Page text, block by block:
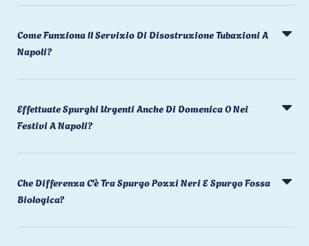
Come Funziona Il Servizio Di Disostruzione Tubazioni A
Napoli?
Effettuate Spurghi Urgenti Anche Di Domenica O Nei
Festivi A Napoli?
Che Differenza C'è Tra Spurgo Pozzi Neri E Spurgo Fossa
Biologica?